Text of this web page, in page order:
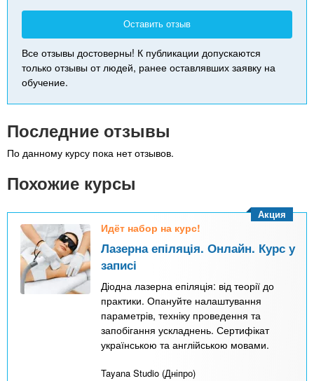
Оставить отзыв
Все отзывы достоверны! К публикации допускаются
только отзывы от людей, ранее оставлявших заявку на
обучение.
Последние отзывы
По данному курсу пока нет отзывов.
Похожие курсы
Идёт набор на курс!
Лазерна епіляція. Онлайн. Курс у
записі
Діодна лазерна епіляція: від теорії до
практики. Опануйте налаштування
параметрів, техніку проведення та
запобігання ускладнень. Сертифікат
українською та англійською мовами.
Tayana Studio (Дніпро)
Акция